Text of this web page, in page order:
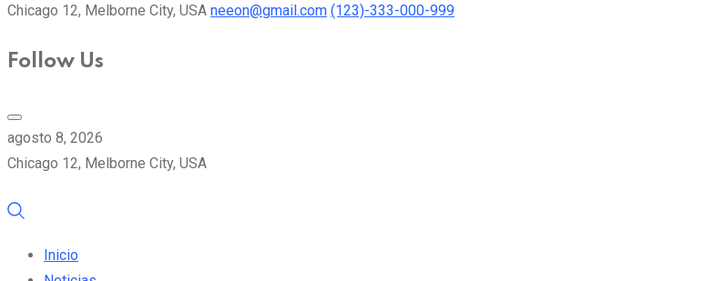
Chicago 12, Melborne City, USA neeon@gmail.com (123)-333-000-999
Follow Us
agosto 8, 2026
Chicago 12, Melborne City, USA
Inicio